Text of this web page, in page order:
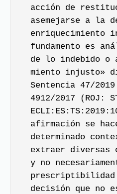
acción de
asemejarse a la
enriquecimiento
fundamento es
de lo indebido o
miento injusto»
Sentencia 47/
4912/2017 (ROJ:
afirmación se
determinado
extraer diversas
y no
prescriptibilidad
decisión que no